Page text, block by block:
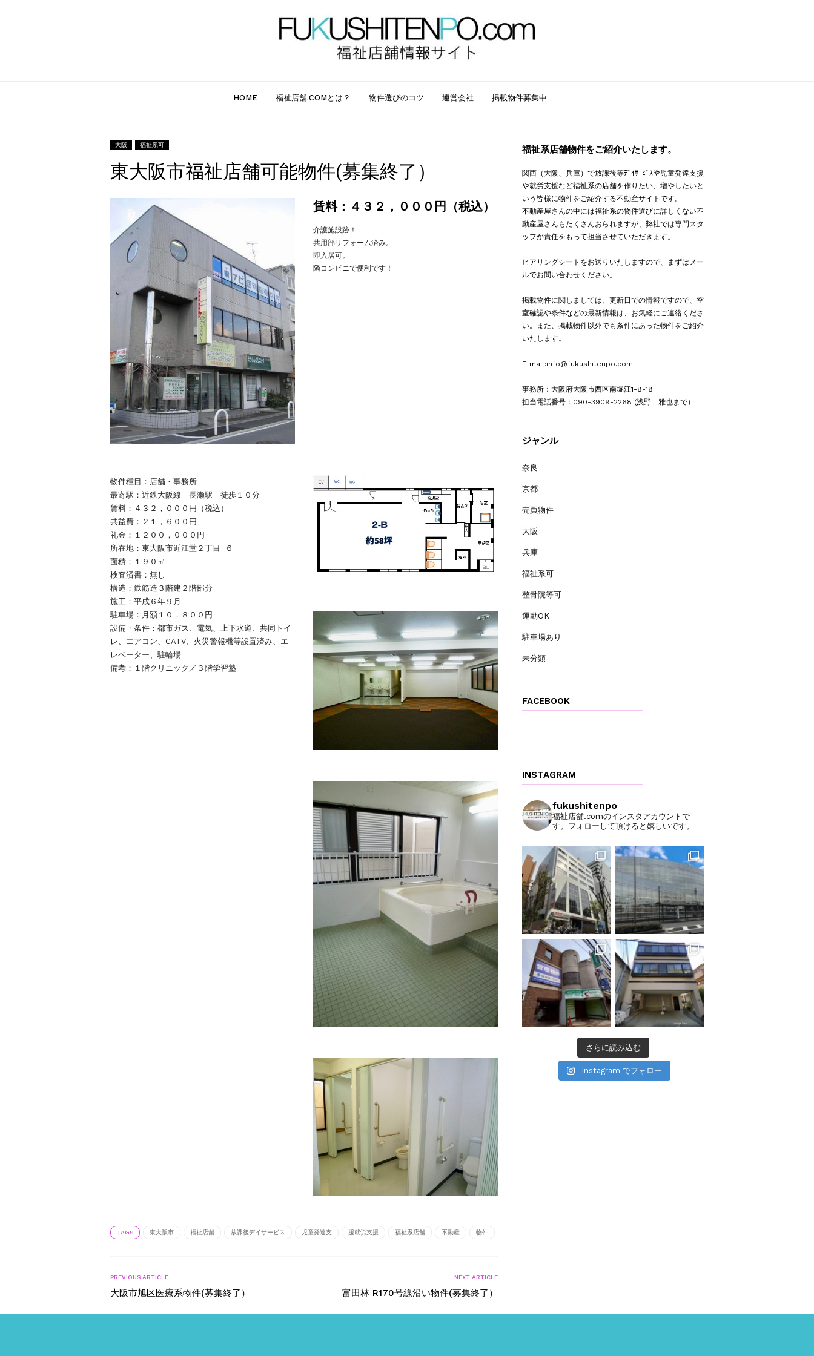
HOME 福祉店舗.COMとは？ 物件選びのコツ 運営会社 掲載物件募集中
大阪 福祉系可
東大阪市福祉店舗可能物件(募集終了）
賃料：４３２，０００円（税込）
介護施設跡！
共用部リフォーム済み。
即入居可。
隣コンビニで便利です！
物件種目：店舗・事務所
最寄駅：近鉄大阪線 長瀬駅 徒歩１０分
賃料：４３２，０００円（税込）
共益費：２１，６００円
礼金：１２００，０００円
所在地：東大阪市近江堂２丁目−６
面積：１９０㎡
検査済書：無し
構造：鉄筋造３階建２階部分
施工：平成６年９月
駐車場：月額１０，８００円
設備・条件：都市ガス、電気、上下水道、共同トイ
レ、エアコン、CATV、火災警報機等設置済み、エ
レベーター、駐輪場
備考：１階クリニック／３階学習塾
TAGS 東大阪市 福祉店舗 放課後デイサービス 児童発達支 援就労支援 福祉系店舗 不動産 物件
PREVIOUS ARTICLE
大阪市旭区医療系物件(募集終了）
NEXT ARTICLE
富田林 R170号線沿い物件(募集終了）
福祉系店舗物件をご紹介いたします。
関西（大阪、兵庫）で放課後等ﾃﾞｲｻｰﾋﾞｽや児童発達支援
や就労支援など福祉系の店舗を作りたい、増やしたいと
いう皆様に物件をご紹介する不動産サイトです。
不動産屋さんの中には福祉系の物件選びに詳しくない不
動産屋さんもたくさんおられますが、弊社では専門スタ
ッフが責任をもって担当させていただきます。
ヒアリングシートをお送りいたしますので、まずはメー
ルでお問い合わせください。
掲載物件に関しましては、更新日での情報ですので、空
室確認や条件などの最新情報は、お気軽にご連絡くださ
い。また、掲載物件以外でも条件にあった物件をご紹介
いたします。
E-mail:info@fukushitenpo.com
事務所：大阪府大阪市西区南堀江1-8-18
担当電話番号： 090-3909-2268 (浅野 雅也まで）
ジャンル
奈良
京都
売買物件
大阪
兵庫
福祉系可
整骨院等可
運動OK
駐車場あり
未分類
FACEBOOK
INSTAGRAM
fukushitenpo
福祉店舗.comのインスタアカウントで
す。フォローして頂けると嬉しいです。
さらに読み込む
Instagram でフォロー